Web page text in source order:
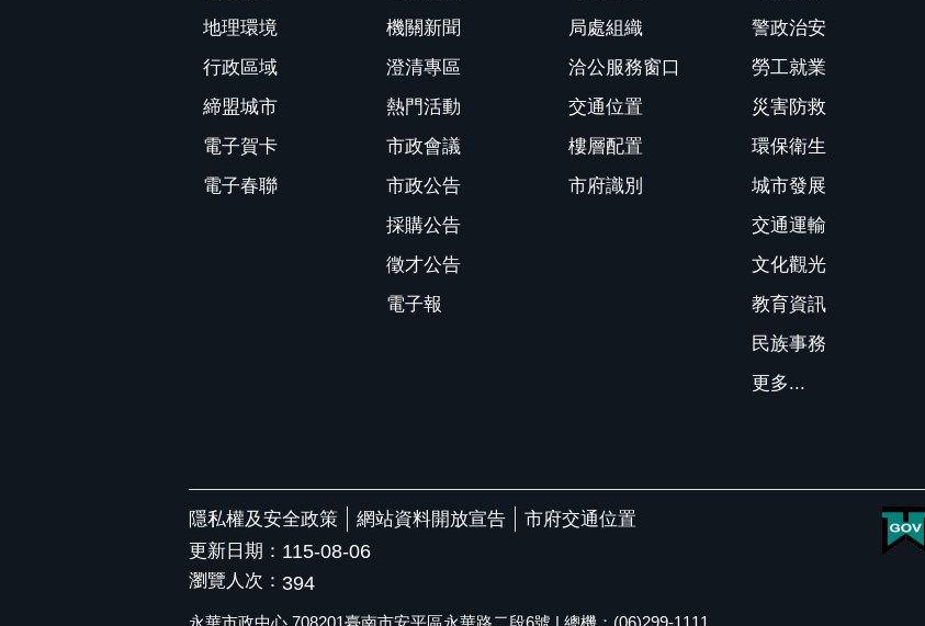
地理環境
行政區域
締盟城市
電子賀卡
電子春聯
機關新聞
澄清專區
熱門活動
市政會議
市政公告
採購公告
徵才公告
電子報
局處組織
洽公服務窗口
交通位置
樓層配置
市府識別
警政治安
勞工就業
災害防救
環保衛生
城市發展
交通運輸
文化觀光
教育資訊
民族事務
更多...
隱私權及安全政策 網站資料開放宣告
市府交通位置
更新日期： 115-08-06
瀏覽人次： 394
永華市政中心 708201臺南市安平區永華路二段6號 | 總機：(06)299-1111